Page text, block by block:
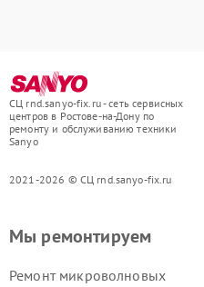
СЦ rnd.sanyo-fix.ru - сеть сервисных
центров в Ростове-на-Дону по
ремонту и обслуживанию техники
Sanyo
2021-2026 © СЦ rnd.sanyo-fix.ru
Мы ремонтируем
Ремонт микроволновых